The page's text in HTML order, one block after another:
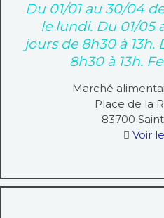
Du 01/01 au 30/04
le lundi. Du 01/05
jours de 8h30 à 13h.
8h30 à 13h.
Marché
Place de la
83700
Voir